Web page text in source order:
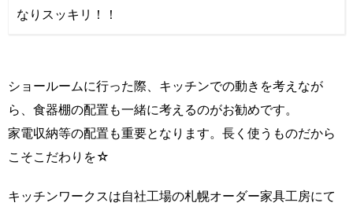
なりスッキリ！！
ショールームに行った際、キッチンでの動きを考えなが
ら、食器棚の配置も一緒に考えるのがお勧めです。
家電収納等の配置も重要となります。長く使うものだから
こそこだわりを☆
キッチンワークスは自社工場の札幌オーダー家具工房にて